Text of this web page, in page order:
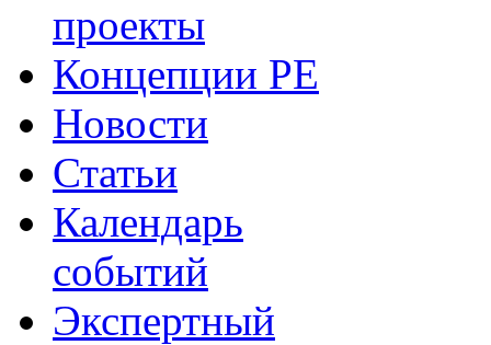
проекты
Концепции РЕ
Новости
Статьи
Календарь
событий
Экспертный